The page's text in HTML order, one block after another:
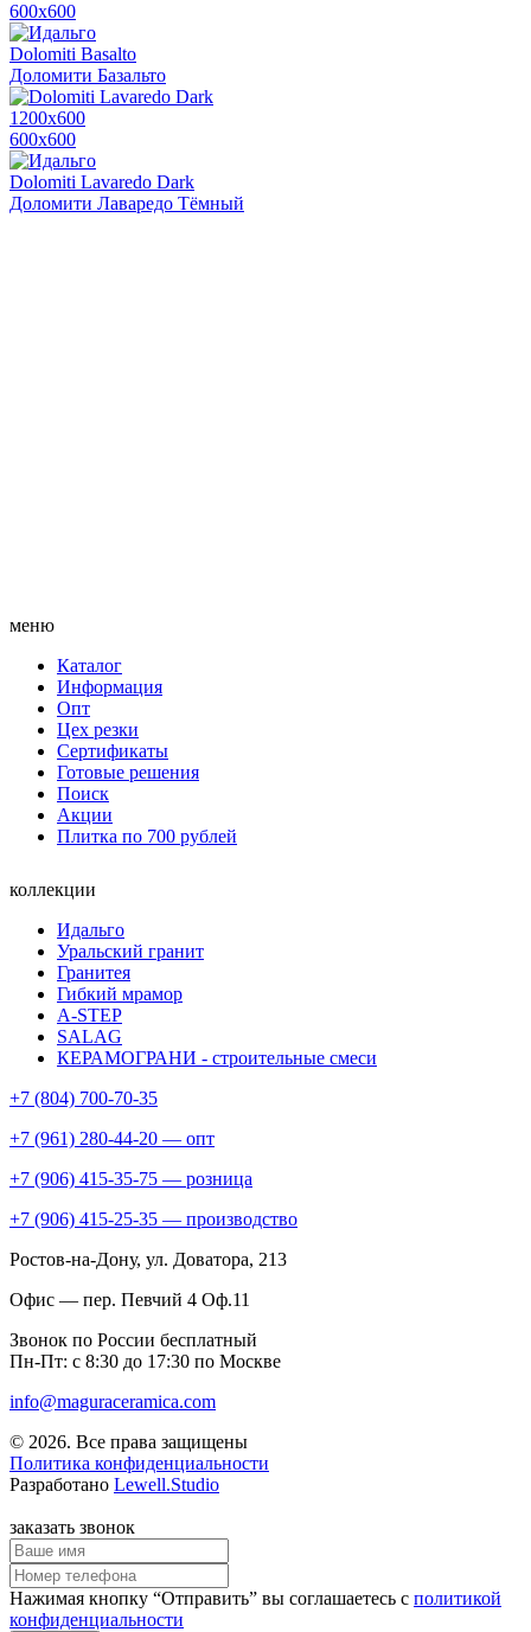
600х600
Dolomiti Basalto
Доломити Базальто
1200х600
600х600
Dolomiti Lavaredo Dark
Доломити Лаваредо Тёмный
меню
Каталог
Информация
Опт
Цех резки
Сертификаты
Готовые решения
Поиск
Акции
Плитка по 700 рублей
коллекции
Идальго
Уральский гранит
Гранитея
Гибкий мрамор
A-STEP
SALAG
КЕРАМОГРАНИ - строительные смеси
+7 (804) 700-70-35
+7 (961) 280-44-20 — опт
+7 (906) 415-35-75 — розница
+7 (906) 415-25-35 — производство
Ростов-на-Дону, ул. Доватора, 213
Офис — пер. Певчий 4 Оф.11
Звонок по России бесплатный
Пн-Пт: с 8:30 до 17:30 по Москве
info@maguraceramica.com
© 2026. Все права защищены
Политика конфиденциальности
Разработано Lewell.Studio
заказать звонок
Нажимая кнопку “Отправить” вы соглашаетесь с политикой
конфиденциальности